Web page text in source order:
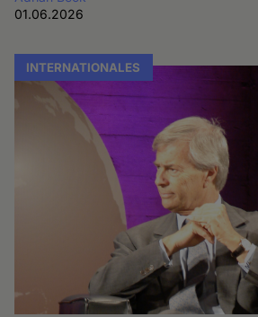
01.06.2026
INTERNATIONALES